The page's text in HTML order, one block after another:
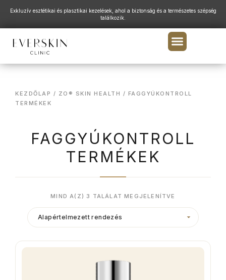
Exkluzív esztétikai és plasztikai kezelések, ahol a biztonság és a természetes szépség
találkozik.
KEZDŐLAP / ZO® SKIN HEALTH / FAGGYÚKONTROLL
TERMÉKEK
FAGGYÚKONTROLL
TERMÉKEK
MIND A(Z) 3 TALÁLAT MEGJELENÍTVE